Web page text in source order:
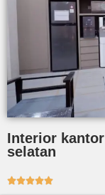
Interior
selatan
